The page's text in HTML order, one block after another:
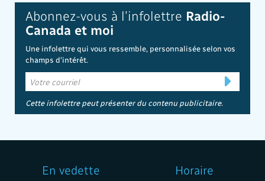
Abonnez-vous à l’infolettre Radio-
Canada et moi
Une infolettre qui vous ressemble, personnalisée selon vos
champs d'intérêt.
Cette infolettre peut présenter du contenu publicitaire.
En vedette Horaire